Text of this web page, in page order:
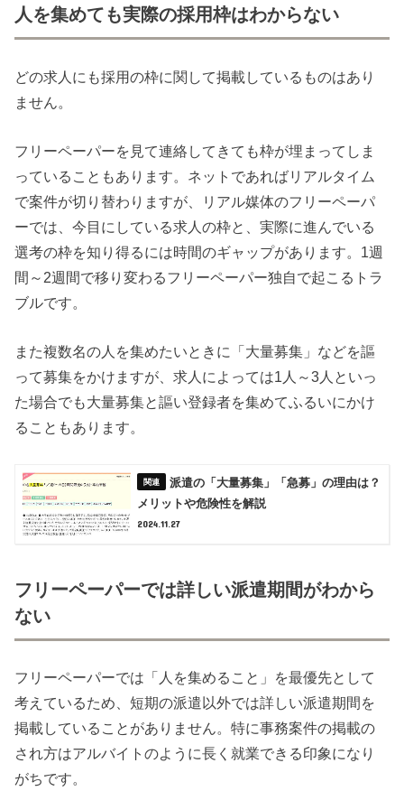
人を集めても実際の採用枠はわからない
どの求人にも採用の枠に関して掲載しているものはあり
ません。
フリーペーパーを見て連絡してきても枠が埋まってしま
っていることもあります。ネットであればリアルタイム
で案件が切り替わりますが、リアル媒体のフリーペーパ
ーでは、今目にしている求人の枠と、実際に進んでいる
選考の枠を知り得るには時間のギャップがあります。1週
間～2週間で移り変わるフリーペーパー独自で起こるトラ
ブルです。
また複数名の人を集めたいときに「大量募集」などを謳
って募集をかけますが、求人によっては1人～3人といっ
た場合でも大量募集と謳い登録者を集めてふるいにかけ
ることもあります。
派遣の「大量募集」「急募」の理由は？
メリットや危険性を解説
2024.11.27
フリーペーパーでは詳しい派遣期間がわから
ない
フリーペーパーでは「人を集めること」を最優先として
考えているため、短期の派遣以外では詳しい派遣期間を
掲載していることがありません。特に事務案件の掲載の
され方はアルバイトのように長く就業できる印象になり
がちです。